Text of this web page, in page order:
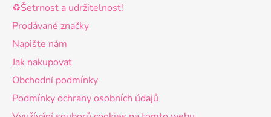
♻️Šetrnost a udržitelnost!
Prodávané značky
Napište nám
Jak nakupovat
Obchodní podmínky
Podmínky ochrany osobních údajů